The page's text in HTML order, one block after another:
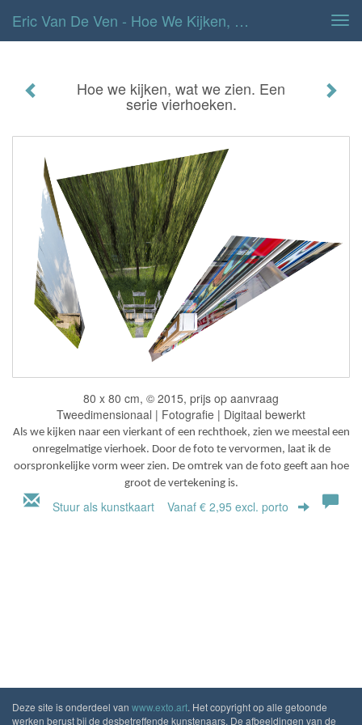
Eric Van De Ven - Hoe We Kijken, Wat We Zien. Een Serie Vierhoeken.
Hoe we kijken, wat we zien. Een
serie vierhoeken.
80 x 80 cm, © 2015, prijs op aanvraag
Tweedimensionaal | Fotografie | Digitaal bewerkt
Als we kijken naar een vierkant of een rechthoek, zien we meestal een
onregelmatige vierhoek. Door de foto te vervormen, laat ik de
oorspronkelijke vorm weer zien. De omtrek van de foto geeft aan hoe
groot de vertekening is.
Stuur als kunstkaart Vanaf € 2,95 excl. porto
Deze site is onderdeel van www.exto.art. Het copyright op alle getoonde
werken berust bij de desbetreffende kunstenaars. De afbeeldingen van de